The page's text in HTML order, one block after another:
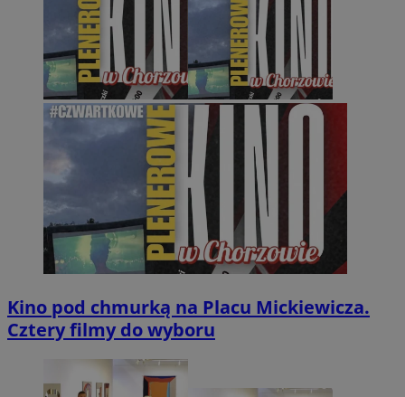
Kino pod chmurką na Placu Mickiewicza.
Cztery filmy do wyboru